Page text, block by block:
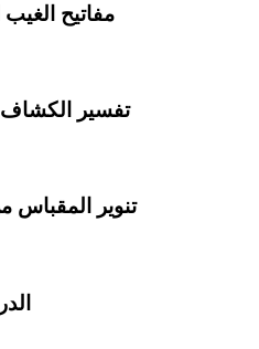
مفاتيح
تفسير الكشاف
تنوير